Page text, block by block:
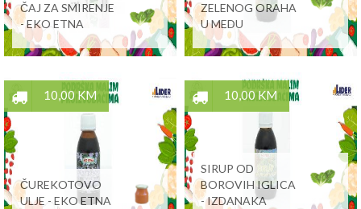
ČAJ ZA SMIRENJE
- EKO ETNA
ZELENOG ORAHA
U MEDU
10,00 KM
ČUREKOTOVO
ULJE - EKO ETNA
10,00 KM
SIRUP OD
BOROVIH IGLICA
- IZDANAKA